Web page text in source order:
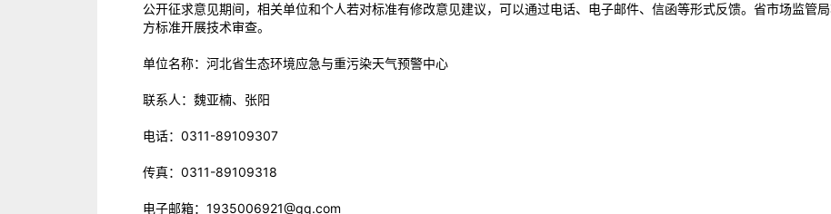
公开征求意见期间，相关单位和个人若对标准有修改意见建议，可以通过电话、电子邮件、信函等形式反馈。省市场监管
方标准开展技术审查。
单位名称：河北省生态环境应急与重污染天气预警中心
联系人：魏亚楠、张阳
电话：0311-89109307
传真：0311-89109318
电子邮箱：1935006921@qq.com